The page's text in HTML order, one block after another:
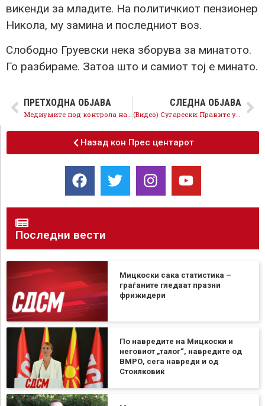
викенди за младите. На политичкиот пензионер
Никола, му замина и последниот воз.
Слободно Груевски нека зборува за минатото.
Го разбираме. Затоа што и самиот тој е минато.
ПРЕТХОДНА ОБЈАВА СЛЕДНА ОБЈАВА
(Видео) Сугарески: Правите упад во царинскиот систем со воена опрема која не знаеме колку чини
Назад кон Прес центарот
Последни вести
Мицкоски сака статистика –
граѓаните гледаат празни
фрижидери
По навредите на Мицкоски и
неговиот „талог“, навредите од
ВМРО, сега навреди и од
Стоилковиќ